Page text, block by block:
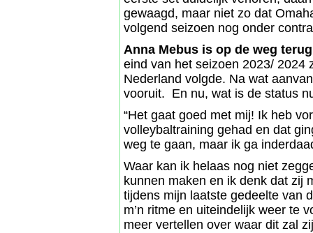
gewaagd, maar niet zo dat
volgend seizoen nog onder
Anna Mebus is op de weg
eind van het seizoen 2023/ 2024
Nederland volgde. Na wat
vooruit. En nu, wat is de status
“Het gaat goed met mij! Ik heb
volleybaltraining gehad en dat
weg te gaan, maar ik ga
Waar kan ik helaas nog niet
kunnen maken en ik denk dat zij
tijdens mijn laatste gedeelte van
m’n ritme en uiteindelijk weer te
meer vertellen over waar dit zal